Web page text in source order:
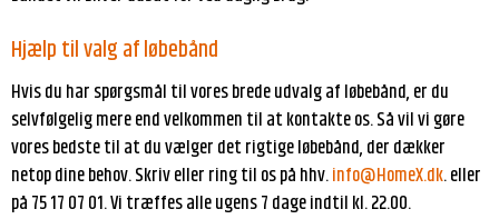
Hjælp til valg af løbebånd
Hvis du har spørgsmål til vores brede udvalg af løbebånd, er du
selvfølgelig mere end velkommen til at kontakte os. Så vil vi gøre
vores bedste til at du vælger det rigtige løbebånd, der dækker
netop dine behov. Skriv eller ring til os på hhv.info@HomeX.dk. eller
på 75 17 07 01. Vi træffes alle ugens 7 dage indtil kl. 22.00.